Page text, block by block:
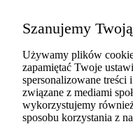
Funko POP
Lee
Szanujemy
Używamy plików
zapamiętać Twoje
spersonalizowane treści
związane z mediami
wykorzystujemy
sposobu korzystania z